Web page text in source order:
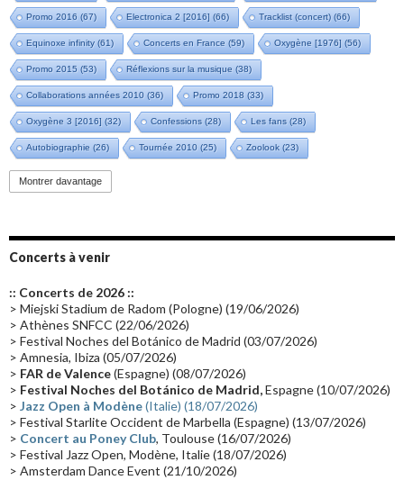
Promo 2016 (67) Electronica 2 [2016] (66) Tracklist (concert) (66)
Equinoxe infinity(61) Concerts en France (59) Oxygène [1976] (56)
Promo 2015 (53) Réflexions sur la musique (38)
Collaborations années 2010 (36) Promo 2018 (33)
Oxygène 3 [2016] (32) Confessions (28) Les fans (28)
Autobiographie (26) Tournée 2010 (25) Zoolook (23)
Promo 2019(23)
Groupe de Recherche Musicale
Passages radio Vidéo Jarrecast (16) Synthé 80's
Les concerts en Chine(16) Cinéma
Synthé Roland(15) Belgique(15)
(14) Astronomie (14) (14)
Tournée 2025(14) 2024(14) Chine(13)
Montrer davantage
Concerts à venir
:: Concerts de 2026 ::
> Miejski Stadium de Radom (Pologne) (19/06/2026)
> Athènes SNFCC (22/06/2026)
> Festival Noches del Botánico de Madrid (03/07/2026)
> Amnesia, Ibiza (05/07/2026)
> FAR de Valence(Espagne) (08/07/2026)
> Festival Noches del Botánico de Madrid,Espagne (10/07/2026)
> Jazz Open à Modène(Italie) (18/07/2026)
> Festival Starlite Occident de Marbella (Espagne) (13/07/2026)
> Concert au Poney Club, Toulouse (16/07/2026)
> Festival Jazz Open, Modène, Italie (18/07/2026)
> Amsterdam Dance Event (21/10/2026)